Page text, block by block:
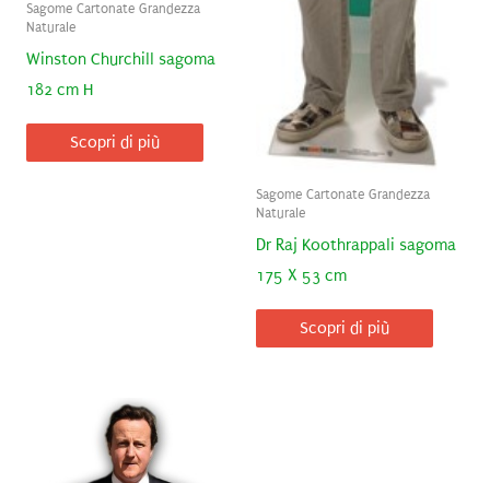
Sagome Cartonate Grandezza
Naturale
Winston Churchill sagoma
182 cm H
Scopri di più
Sagome Cartonate Grandezza
Naturale
Dr Raj Koothrappali sagoma
175 X 53 cm
Scopri di più